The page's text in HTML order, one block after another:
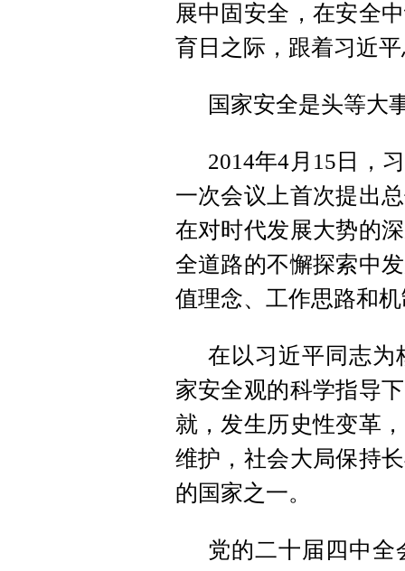
展中固安全，在安全
育日之际，跟着习近
国家安全是头等大
2014年4月15日，
一次会议上首次提出
在对时代发展大势的
全道路的不懈探索中
值理念、工作思路和
在以习近平同志为
家安全观的科学指导
就，发生历史性变革
维护，社会大局保持
的国家之一。
党的二十届四中